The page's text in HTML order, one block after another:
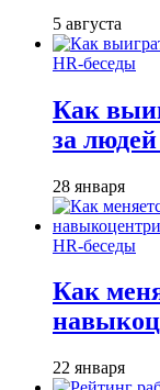
5 августа
HR-беседы
Как
за
28 января
HR-беседы
Как
22 января